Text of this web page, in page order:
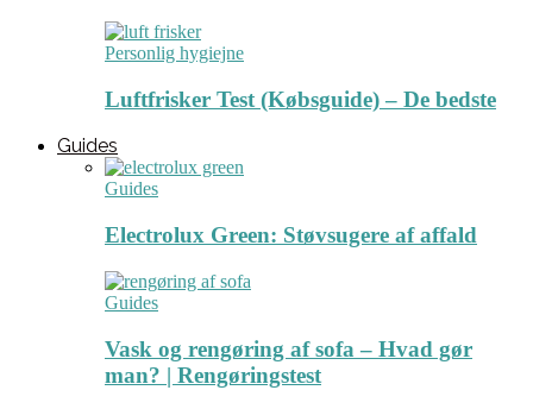
Personlig hygiejne
Luftfrisker Test (Købsguide) – De bedste
Guides
Guides
Electrolux Green: Støvsugere af affald
Guides
Vask og rengøring af sofa – Hvad gør
man? | Rengøringstest